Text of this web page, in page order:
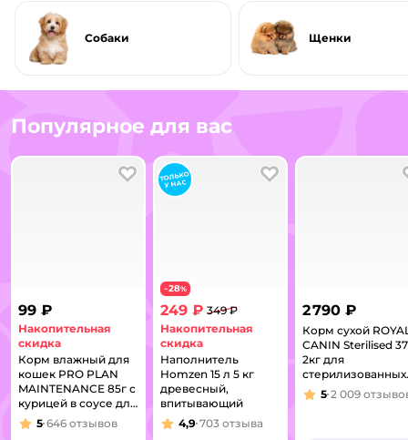
Собаки Щенки
Популярное для вас
В избранное
99 ₽
Накопительная
скидка
Корм влажный для
кошек PRO PLAN
MAINTENANCE 85г с
курицей в соусе для
стерилизованных
Рейтинг:
5 646 отзывов
В избранное
−28%
249 ₽ 349 ₽
Накопительная
скидка
Наполнитель
Homzen 15 л 5 кг
древесный,
впитывающий
Рейтинг:
4,9 703 отзыва
2 790 ₽
Корм сухой
CANIN Sterilised 37
2кг для
стерилизованных
кошек
Рейтинг:
5 2 009